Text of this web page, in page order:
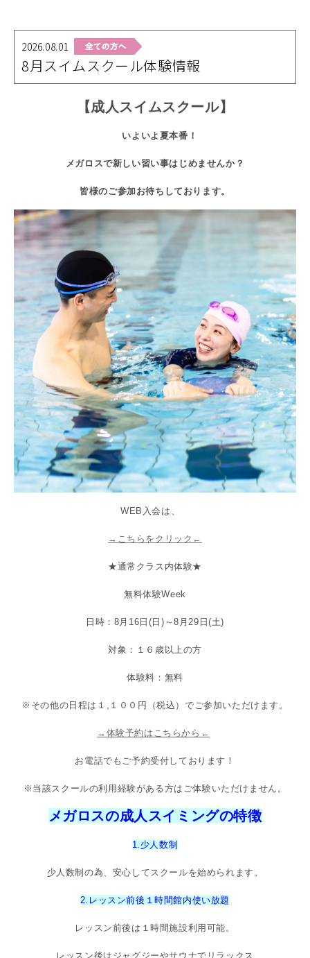
2026.08.01
8月スイムスクール体験情報
【成人スイムスクール】
いよいよ夏本番！
メガロスで新しい習い事はじめませんか？
皆様のご参加お待ちしております。
WEB入会は、
→こちらをクリック←
★通常クラス内体験★
無料体験Week
日時：8月16日(日)～8月29日(土)
対象：１６歳以上の方
体験料：無料
※その他の日程は１,１００円（税込）でご参加いただけます。
→体験予約はこちらから←
お電話でもご予約受付しております！
※当該スクールの利用経験がある方はご体験いただけません。
メガロスの成人スイミングの特徴
1.少人数制
少人数制の為、安心してスクールを始められます。
2.レッスン前後１時間館内使い放題
レッスン前後は１時間施設利用可能。
レッスン後はジャグジーやサウナでリラックス